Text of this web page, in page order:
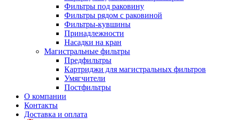
Фильтры под раковину
Фильтры рядом с раковиной
Фильтры-кувшины
Принадлежности
Насадки на кран
Магистральные фильтры
Предфильтры
Картриджи для магистральных фильтров
Умягчители
Постфильтры
О компании
Контакты
Доставка и оплата